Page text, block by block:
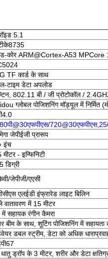
5.1
कोर ARM@Cortex-A53
TF कार्ड के साथ
टाइम डेटा अपलोड
802.11 बी / जी प्रोटोकॉल /
ग्लोबल पोजिशनिंग मॉड्यूल में निर्मित
जेपीईजी प्रारूप
इंच
- इन्फिनिटी
डिग्री
जेपीजी/एएसी
एलईडी इंफ्रारेड लाइट बिलिन
वातावरण में 15 मीटर
में सहायक रंगीन कैमरा
बीम के साथ, शूटिंग पोजिशनिंग में
डबल स्ट्रीम, डेटा को अधिक
ड्रॉप के 3 मीटर, शरीर और डेटा